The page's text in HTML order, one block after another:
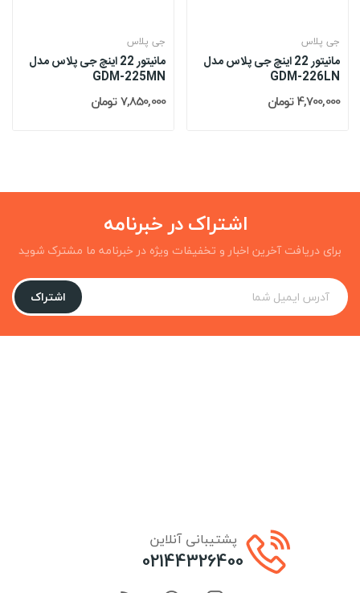
جی پلاس
مانیتور 22 اینچ جی پلاس مدل
GDM-225MN
7,850,000 تومان
جی پلاس
مانیتور 22 اینچ جی پلاس مدل
GDM-226LN
4,700,000 تومان
اشتراک در خبرنامه
برای دریافت آخرین اخبار و تخفیفات ویژه در خبرنامه ما مشترک شوید
اشتراک
پشتیبانی آنلاین
02144326400